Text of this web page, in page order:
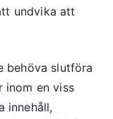
undvika att
behöva slutföra
inom en viss
innehåll,